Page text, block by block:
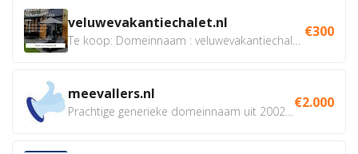
veluwevakantiechalet.nl €300
meevallers.nl €2.000